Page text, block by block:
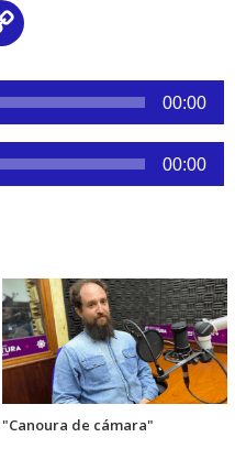
00:00
00:00
"Canoura de cámara"